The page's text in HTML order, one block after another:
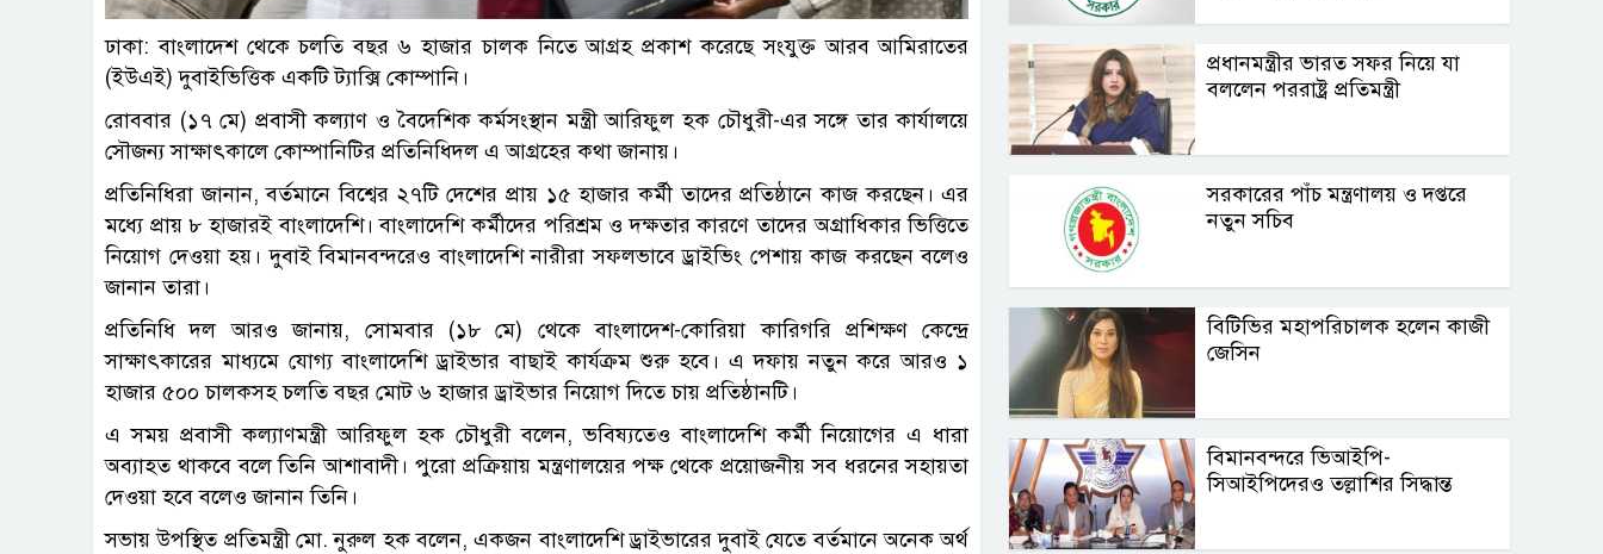
ছবি : সংগৃহীত
ঢাকা: বাংলাদেশ থেকে চলতি বছর ৬ হাজার চালক নিতে আগ্রহ প্রকাশ করেছে সংযুক্ত আরব আমিরাতের
(ইউএই) দুবাইভিত্তিক একটি ট্যাক্সি কোম্পানি।
রোববার (১৭ মে) প্রবাসী কল্যাণ ও বৈদেশিক কর্মসংস্থান মন্ত্রী আরিফুল হক চৌধুরী-এর সঙ্গে তার কার্যালয়ে
সৌজন্য সাক্ষাৎকালে কোম্পানিটির প্রতিনিধিদল এ আগ্রহের কথা জানায়।
প্রতিনিধিরা জানান, বর্তমানে বিশ্বের ২৭টি দেশের প্রায় ১৫ হাজার কর্মী তাদের প্রতিষ্ঠানে কাজ করছেন। এর
মধ্যে প্রায় ৮ হাজারই বাংলাদেশি। বাংলাদেশি কর্মীদের পরিশ্রম ও দক্ষতার কারণে তাদের অগ্রাধিকার ভিত্তিতে
নিয়োগ দেওয়া হয়। দুবাই বিমানবন্দরেও বাংলাদেশি নারীরা সফলভাবে ড্রাইভিং পেশায় কাজ করছেন বলেও
জানান তারা।
প্রতিনিধি দল আরও জানায়, সোমবার (১৮ মে) থেকে বাংলাদেশ-কোরিয়া কারিগরি প্রশিক্ষণ কেন্দ্রে
সাক্ষাৎকারের মাধ্যমে যোগ্য বাংলাদেশি ড্রাইভার বাছাই কার্যক্রম শুরু হবে। এ দফায় নতুন করে আরও ১
হাজার ৫০০ চালকসহ চলতি বছর মোট ৬ হাজার ড্রাইভার নিয়োগ দিতে চায় প্রতিষ্ঠানটি।
এ সময় প্রবাসী কল্যাণমন্ত্রী আরিফুল হক চৌধুরী বলেন, ভবিষ্যতেও বাংলাদেশি কর্মী নিয়োগের এ ধারা
অব্যাহত থাকবে বলে তিনি আশাবাদী। পুরো প্রক্রিয়ায় মন্ত্রণালয়ের পক্ষ থেকে প্রয়োজনীয় সব ধরনের সহায়তা
দেওয়া হবে বলেও জানান তিনি।
সভায় উপস্থিত প্রতিমন্ত্রী মো. নুরুল হক বলেন, একজন বাংলাদেশি ড্রাইভারের দুবাই যেতে বর্তমানে অনেক অর্থ
প্রধানমন্ত্রীর ভারত সফর নিয়ে যা
বললেন পররাষ্ট্র প্রতিমন্ত্রী
সরকারের পাঁচ মন্ত্রণালয় ও দপ্তরে
নতুন সচিব
বিটিভির মহাপরিচালক হলেন কাজী
জেসিন
বিমানবন্দরে ভিআইপি-
সিআইপিদেরও তল্লাশির সিদ্ধান্ত